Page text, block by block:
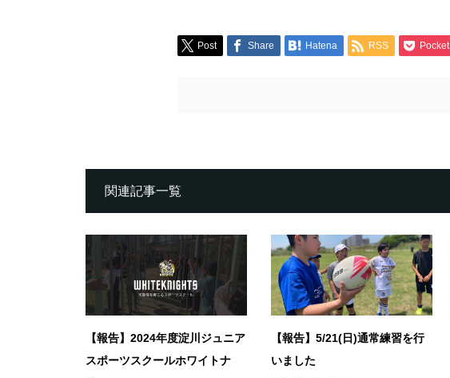
Post Share Hatena RSS Pocket
関連記事一覧
【報告】2024年度淀川ジュニア
スポーツスクールホワイトナ
【報告】5/21(日)通常練習を行
いました